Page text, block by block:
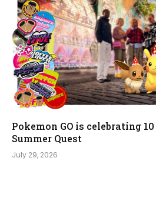
Pokemon GO is celebrating
Summer Quest
July 29, 2026